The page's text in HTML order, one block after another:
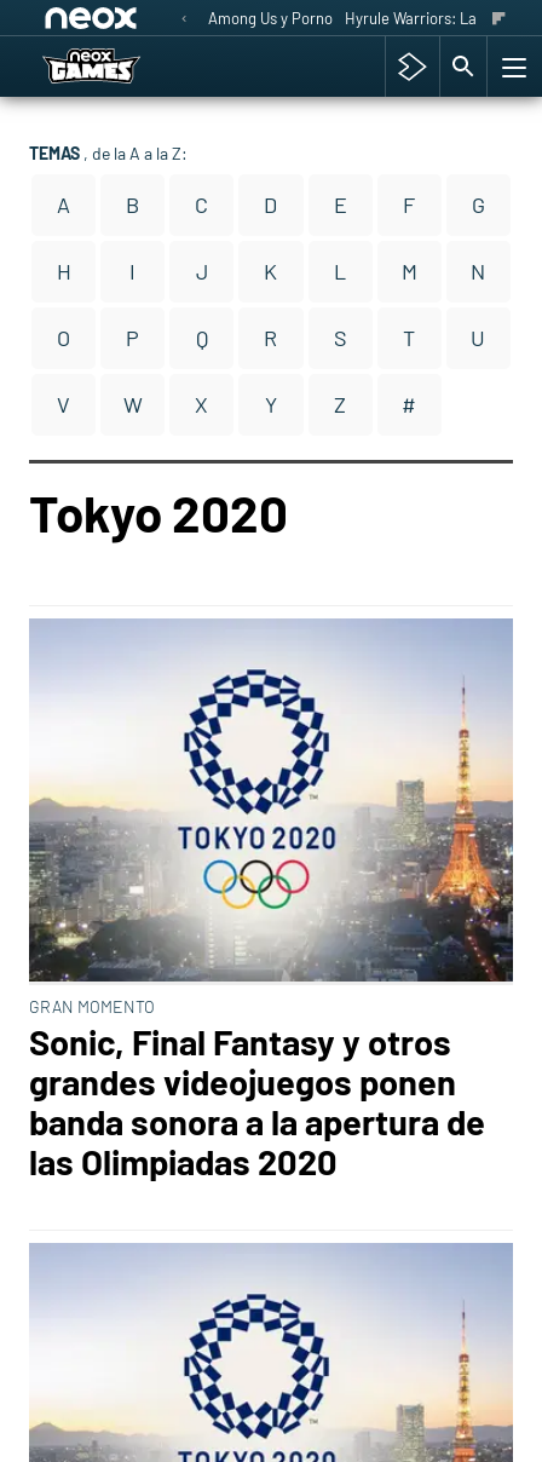
Among Us y Porno Hyrule Warriors: La Era del
TEMAS , de la A a la Z:
A B C D E F G
H I J K L M N
O P Q R S T U
V W X Y Z #
Tokyo 2020
GRAN MOMENTO
Sonic, Final Fantasy y otros
grandes videojuegos ponen
banda sonora a la apertura de
las Olimpiadas 2020